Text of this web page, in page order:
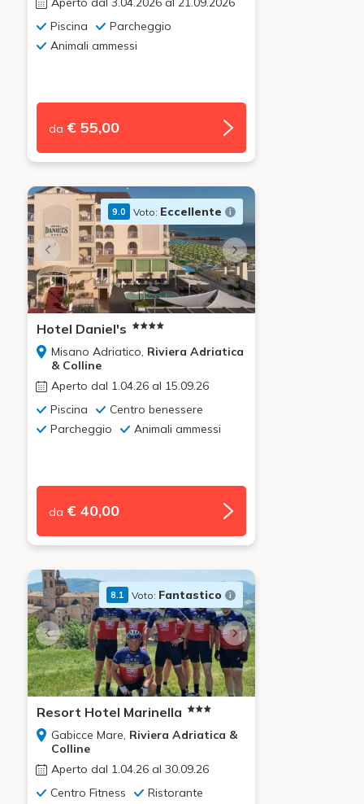
Piscina
Parcheggio
Animali ammessi
da € 55,00
9.0 Voto: Eccellente
Hotel Daniel's
Misano Adriatico, Riviera Adriatica
& Colline
Aperto dal 1.04.26 al 15.09.26
Piscina
Centro benessere
Parcheggio
Animali ammessi
da € 40,00
8.1 Voto: Fantastico
Resort Hotel Marinella
Gabicce Mare, Riviera Adriatica &
Colline
Aperto dal 1.04.26 al 30.09.26
Centro Fitness
Ristorante